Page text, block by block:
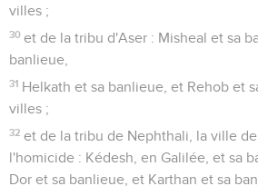
villes ;
30 et de la tribu d'Aser : Misheal et sa
banlieue,
31 Helkath et sa banlieue, et Rehob et
villes ;
32 et de la tribu de Nephthali, la ville
l'homicide : Kédesh, en Galilée, et sa
Dor et sa banlieue, et Karthan et sa